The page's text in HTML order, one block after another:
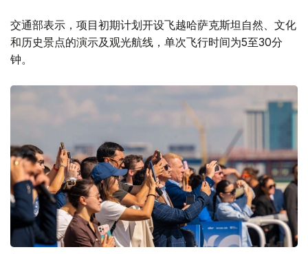
交通部表示，项目初期计划开设飞越哈萨克斯坦自然、文化
和历史景点的演示及观光航线，单次飞行时间为5至30分
钟。